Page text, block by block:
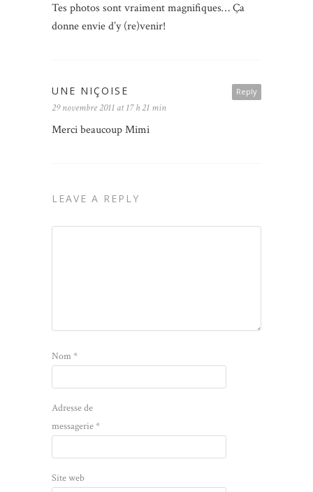
Tes photos sont vraiment magnifiques… Ça
donne envie d’y (re)venir!
Reply
UNE NIÇOISE
29 novembre 2011 at 17 h 21 min
Merci beaucoup Mimi
LEAVE A REPLY
Nom*
Adresse de
messagerie*
Site web